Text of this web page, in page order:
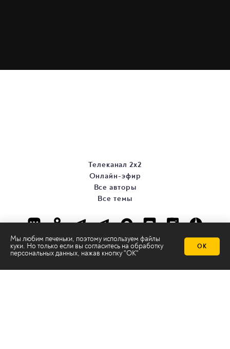
Мы любим печеньки, поэтому используем файлы
куки. Но только если вы согласитесь на обработку
персональных данных, нажав кнопку "ОК"
ОК
Телеканал 2х2
Онлайн-эфир
Все авторы
Все темы